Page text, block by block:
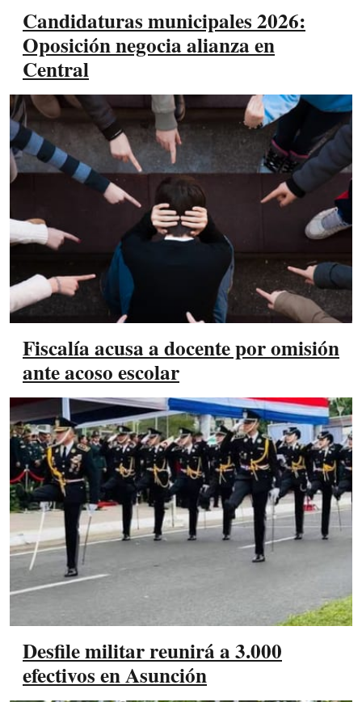
Candidaturas municipales 2026:
Oposición negocia alianza en
Central
Fiscalía acusa a docente por omisión
ante acoso escolar
Desfile militar reunirá a 3.000
efectivos en Asunción